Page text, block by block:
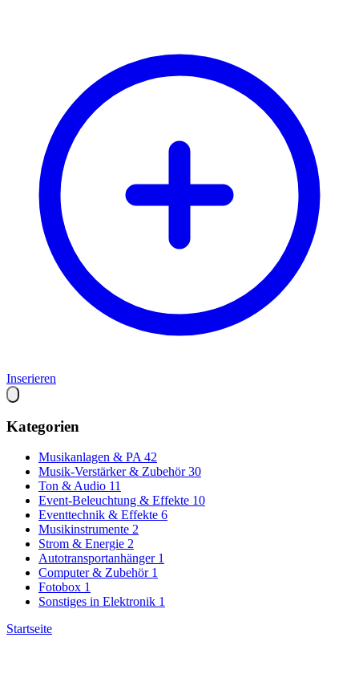
Inserieren
Kategorien
Musikanlagen & PA 42
Musik-Verstärker & Zubehör 30
Ton & Audio 11
Event-Beleuchtung & Effekte 10
Eventtechnik & Effekte 6
Musikinstrumente 2
Strom & Energie 2
Autotransportanhänger 1
Computer & Zubehör 1
Fotobox 1
Sonstiges in Elektronik 1
Startseite